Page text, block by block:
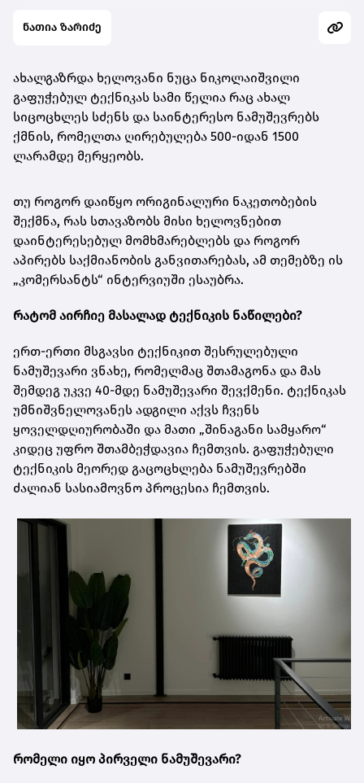
ნათია ზარიძე
ახალგაზრდა ხელოვანი ნუცა ნიკოლაიშვილი
გაფუჭებულ ტექნიკას სამი წელია რაც ახალ
სიცოცხლეს სძენს და საინტერესო ნამუშევრებს
ქმნის, რომელთა ღირებულება 500-იდან 1500
ლარამდე მერყეობს.
თუ როგორ დაიწყო ორიგინალური ნაკეთობების
შექმნა, რას სთავაზობს მისი ხელოვნებით
დაინტერესებულ მომხმარებლებს და როგორ
აპირებს საქმიანობის განვითარებას, ამ თემებზე ის
„კომერსანტს“ ინტერვიუში ესაუბრა.
რატომ აირჩიე მასალად ტექნიკის ნაწილები?
ერთ-ერთი მსგავსი ტექნიკით შესრულებული
ნამუშევარი ვნახე, რომელმაც შთამაგონა და მას
შემდეგ უკვე 40-მდე ნამუშევარი შევქმენი. ტექნიკას
უმნიშვნელოვანეს ადგილი აქვს ჩვენს
ყოველდღიურობაში და მათი „შინაგანი სამყარო“
კიდეც უფრო შთამბეჭდავია ჩემთვის. გაფუჭებული
ტექნიკის მეორედ გაცოცხლება ნამუშევრებში
ძალიან სასიამოვნო პროცესია ჩემთვის.
რომელი იყო პირველი ნამუშევარი?